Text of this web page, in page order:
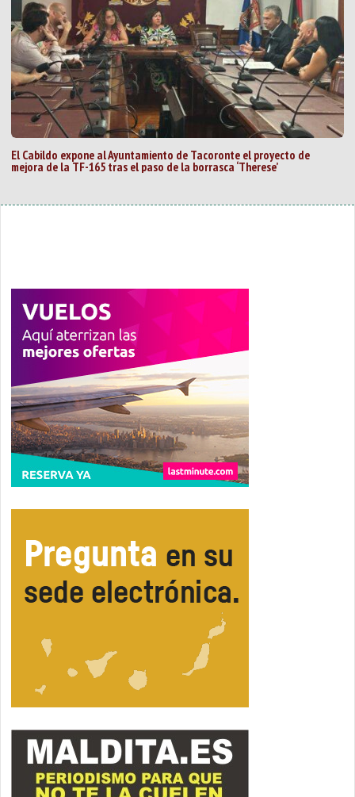
El Cabildo expone al Ayuntamiento de Tacoronte el proyecto de
mejora de la TF-165 tras el paso de la borrasca ‘Therese’